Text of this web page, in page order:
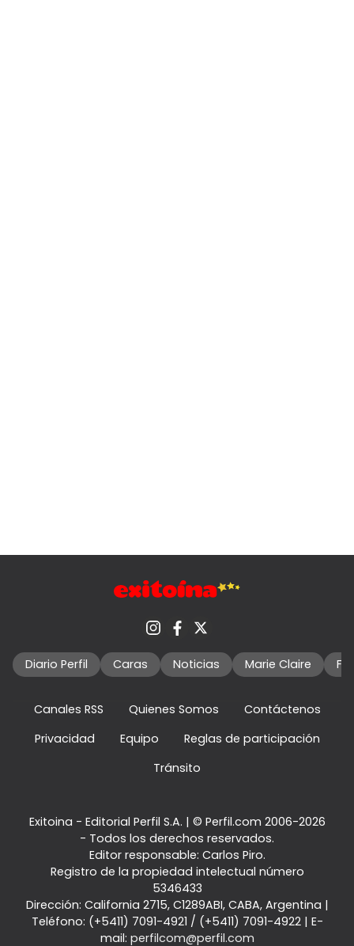
Diario Perfil Caras Noticias Marie Claire
Canales RSS Quienes Somos
Contáctenos
Privacidad
Equipo
Reglas de participación
Tránsito
Exitoina - Editorial Perfil S.A. | © Perfil.com 2006-2026
- Todos los derechos reservados.
Editor responsable: Carlos Piro.
Registro de la propiedad intelectual número
5346433
Dirección: California 2715, C1289ABI, CABA, Argentina |
Teléfono: (+5411) 7091-4921 / (+5411) 7091-4922| E-
mail: perfilcom@perfil.com